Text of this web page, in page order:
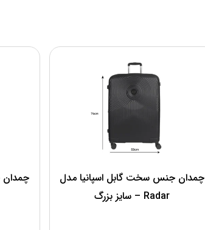
چمدان جنس سخت گابل اسپانیا مدل
Radar – سایز بزرگ